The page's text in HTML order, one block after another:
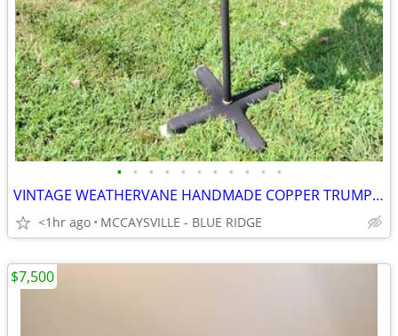
• • • • • • • • • • •
VINTAGE WEATHERVANE HANDMADE COPPER TRUMPETER SWAN
<1hr ago MCCAYSVILLE - BLUE RIDGE
$7,500